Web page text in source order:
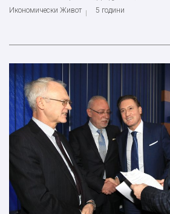
Икономически Живот
5 години